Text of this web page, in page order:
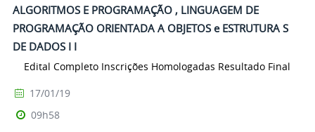
ALGORITMOS E PROGRAMAÇÃO , LINGUAGEM DE
PROGRAMAÇÃO ORIENTADA A OBJETOS e ESTRUTURA S
DE DADOS I I
Edital Completo Inscrições Homologadas Resultado Final
17/01/19
09h58